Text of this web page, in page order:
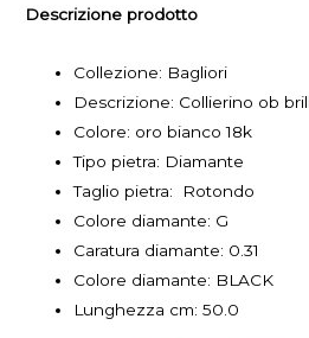
2.225,00€.
Descrizione prodotto
Collezione: Bagliori
Descrizione: Collierino ob
Colore: oro bianco 18k
Tipo pietra: Diamante
Taglio pietra: Rotondo
Colore diamante: G
Caratura diamante: 0.31
Colore diamante: BLACK
Lunghezza cm:50.0